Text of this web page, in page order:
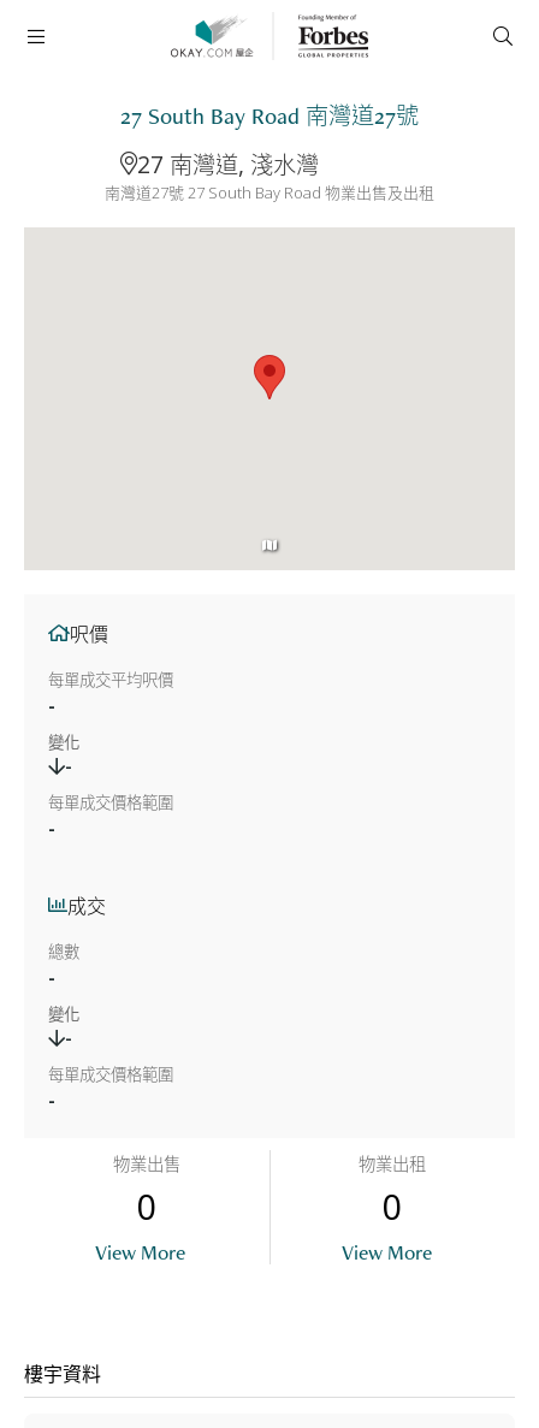
27 South Bay Road 南灣道27號
27 南灣道, 淺水灣
南灣道27號 27 South Bay Road 物業出售及出租
呎價
每單成交平均呎價
-
變化
-
每單成交價格範圍
-
成交
總數
-
變化
-
每單成交價格範圍
-
物業出售
0
View More
物業出租
0
View More
樓宇資料